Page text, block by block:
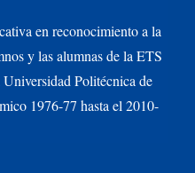
en reconocimiento a la
y las alumnas de la ETS
Politécnica de
1976-77 hasta el 2010-